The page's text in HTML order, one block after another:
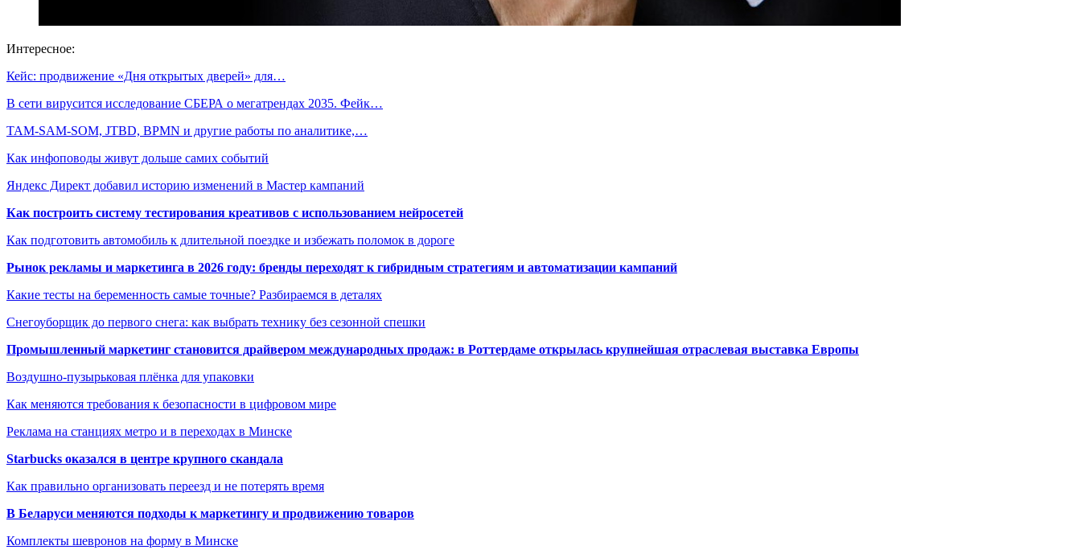
Интересное:
Кейс: продвижение «Дня открытых дверей» для…
В сети вирусится исследование СБЕРА о мегатрендах 2035. Фейк…
TAM-SAM-SOM, JTBD, BPMN и другие работы по аналитике,…
Как инфоповоды живут дольше самих событий
Яндекс Директ добавил историю изменений в Мастер кампаний
Как построить систему тестирования креативов с использованием нейросетей
Как подготовить автомобиль к длительной поездке и избежать поломок в дороге
Рынок рекламы и маркетинга в 2026 году: бренды переходят к гибридным стратегиям и автоматизации кампаний
Какие тесты на беременность самые точные? Разбираемся в деталях
Снегоуборщик до первого снега: как выбрать технику без сезонной спешки
Промышленный маркетинг становится драйвером международных продаж: в Роттердаме открылась крупнейшая отраслевая выставка Европы
Воздушно-пузырьковая плёнка для упаковки
Как меняются требования к безопасности в цифровом мире
Реклама на станциях метро и в переходах в Минске
Starbucks оказался в центре крупного скандала
Как правильно организовать переезд и не потерять время
В Беларуси меняются подходы к маркетингу и продвижению товаров
Комплекты шевронов на форму в Минске